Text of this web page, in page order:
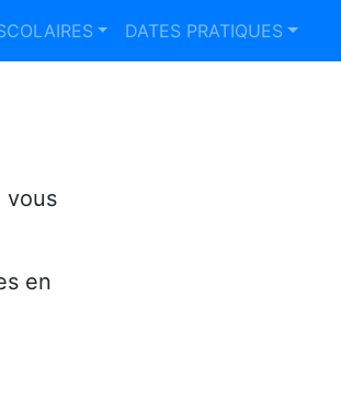
DATES PRATIQUES
vous
en